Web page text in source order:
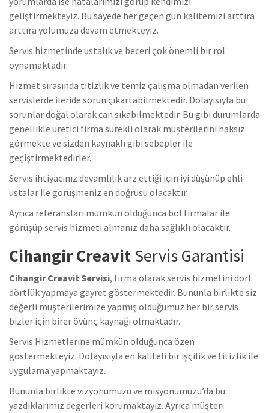
geliştirmekteyiz. Bu sayede her geçen gün kalitemizi arttıra
arttıra yolumuza devam etmekteyiz.
Servis hizmetinde ustalık ve beceri çok önemli bir rol
oynamaktadır.
Hizmet sırasında titizlik ve temiz çalışma olmadan verilen
servislerde ileride sorun çıkartabilmektedir. Dolayısıyla bu
sorunlar doğal olarak can sıkabilmektedir. Bu gibi durumlarda
genellikle üretici firma sürekli olarak müşterilerini haksız
görmekte ve sizden kaynaklı gibi sebepler ile
geçiştirmektedirler.
Servis ihtiyacınız devamlılık arz ettiği için iyi düşünüp ehli
ustalar ile görüşmeniz en doğrusu olacaktır.
Ayrıca referansları mümkün olduğunca bol firmalar ile
görüşüp servis hizmeti almanız daha sağlıklı olacaktır.
Cihangir CreavitServis Garantisi
Cihangir Creavit Servisi, firma olarak servis hizmetini dört
dörtlük yapmaya gayret göstermektedir. Bununla birlikte siz
değerli müşterilerimize yapmış olduğumuz her bir servis
bizler için birer övünç kaynağı olmaktadır.
Servis Hizmetlerine mümkün olduğunca özen
göstermekteyiz. Dolayısıyla en kaliteli bir işçilik ve titizlik ile
uygulama yapmaktayız.
Bununla birlikte vizyonumuzu ve misyonumuzu’da bu
yazdıklarımız değerleri korumaktayız. Ayrıca müşteri